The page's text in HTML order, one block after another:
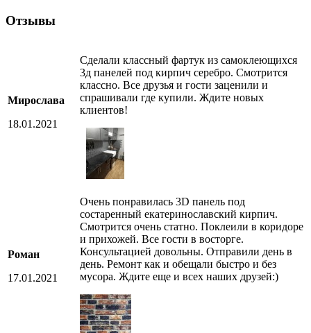
Отзывы
Мирослава
18.01.2021
Сделали классный фартук из самоклеющихся
3д панелей под кирпич серебро. Смотрится
классно. Все друзья и гости заценили и
спрашивали где купили. Ждите новых
клиентов!
Роман
17.01.2021
Очень понравилась 3D панель под
состаренный екатеринославский кирпич.
Смотрится очень статно. Поклеили в коридоре
и прихожей. Все гости в восторге.
Консультацией довольны. Отправили день в
день. Ремонт как и обещали быстро и без
мусора. Ждите еще и всех наших друзей:)